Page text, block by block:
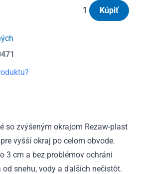
Kúpiť
so zvýšeným okrajom Rezaw-plast
vyšší okraj po celom obvode.
3 cm a bez problémov ochráni
snehu, vody a ďalších nečistôt.